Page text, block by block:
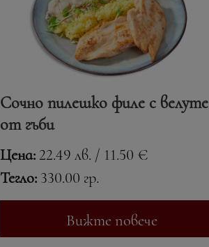
Сочно пилешко филе с велуте
от гъби
Цена: 22.49 лв. / 11.50 €
Тегло: 330.00 гр.
Вижте повече